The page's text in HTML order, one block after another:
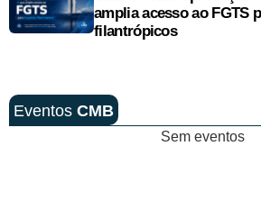
amplia acesso ao FGTS
filantrópicos
Eventos CMB
Sem eventos